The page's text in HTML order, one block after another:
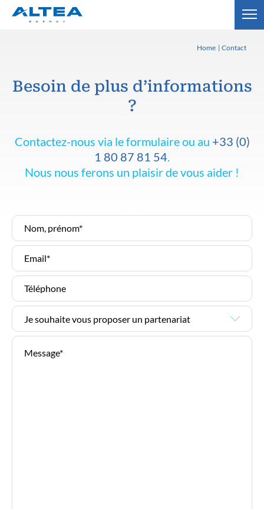
Home Contact
Besoin de plus d’informations
?
Contactez-nous via le formulaire ou au +33 (0)
1 80 87 81 54.
Nous nous ferons un plaisir de vous aider !